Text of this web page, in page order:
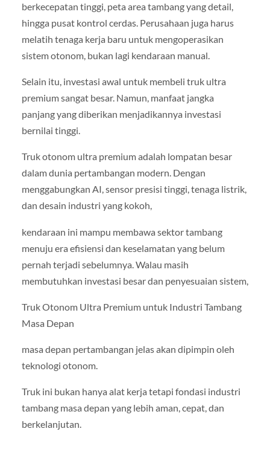
berkecepatan tinggi, peta area tambang yang detail,
hingga pusat kontrol cerdas. Perusahaan juga harus
melatih tenaga kerja baru untuk mengoperasikan
sistem otonom, bukan lagi kendaraan manual.
Selain itu, investasi awal untuk membeli truk ultra
premium sangat besar. Namun, manfaat jangka
panjang yang diberikan menjadikannya investasi
bernilai tinggi.
Truk otonom ultra premium adalah lompatan besar
dalam dunia pertambangan modern. Dengan
menggabungkan AI, sensor presisi tinggi, tenaga listrik,
dan desain industri yang kokoh,
kendaraan ini mampu membawa sektor tambang
menuju era efisiensi dan keselamatan yang belum
pernah terjadi sebelumnya. Walau masih
membutuhkan investasi besar dan penyesuaian sistem,
Truk Otonom Ultra Premium untuk Industri Tambang
Masa Depan
masa depan pertambangan jelas akan dipimpin oleh
teknologi otonom.
Truk ini bukan hanya alat kerja tetapi fondasi industri
tambang masa depan yang lebih aman, cepat, dan
berkelanjutan.